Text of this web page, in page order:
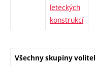
leteckých
konstrukcí
Všechny skupiny